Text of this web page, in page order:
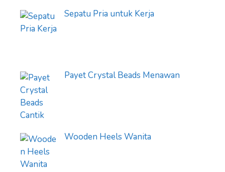
Sepatu Pria untuk Kerja
Payet Crystal Beads Menawan
Wooden Heels Wanita